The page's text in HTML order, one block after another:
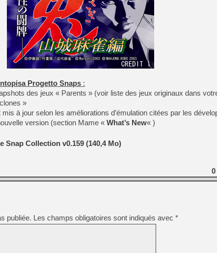
[GK] No More Room in
[GK] Un chatbot Atelier
[GK] Mémoire cash -
[GK] Nvidia : le prix des
[GK] Suikoden Star Leap
[Mo5] La mini borne
[GK] Le studio de FIFA
[GK] La PlayStation 1 en
[GK] Dawn of War 4 : les
[GK] CloverPit : l'héritier
[GK] Stellar Blade : Blood
[GK] Palworld Online est
[GK] Wuchang 2 : le
[GK] Test : Big Walk est
[GK] Starsand Island : la
[GK] Dan Houser (GTA)
Progetto Snaps :
des jeux « Parents » (voir liste des jeux originaux dans
»
à jour selon les améliorations d’émulation citées par les
version (section Mame « What’s New« )
Snap Collection v0.159 (140,4 Mo)
0
publiée. Les champs obligatoires sont indiqués avec *